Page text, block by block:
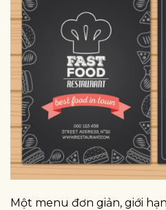
Một menu đơn giản, giới